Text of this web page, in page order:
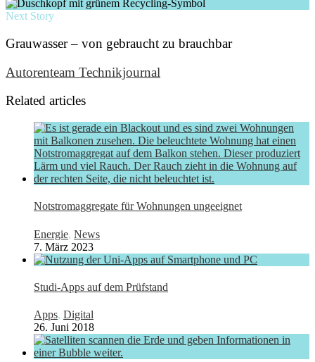
Next Story
Grauwasser – von gebraucht zu brauchbar
Autorenteam Technikjournal
Related articles
Notstromaggregate für Wohnungen ungeeignet
Energie, News
7. März 2023
Studi-Apps auf dem Prüfstand
Apps, Digital
26. Juni 2018